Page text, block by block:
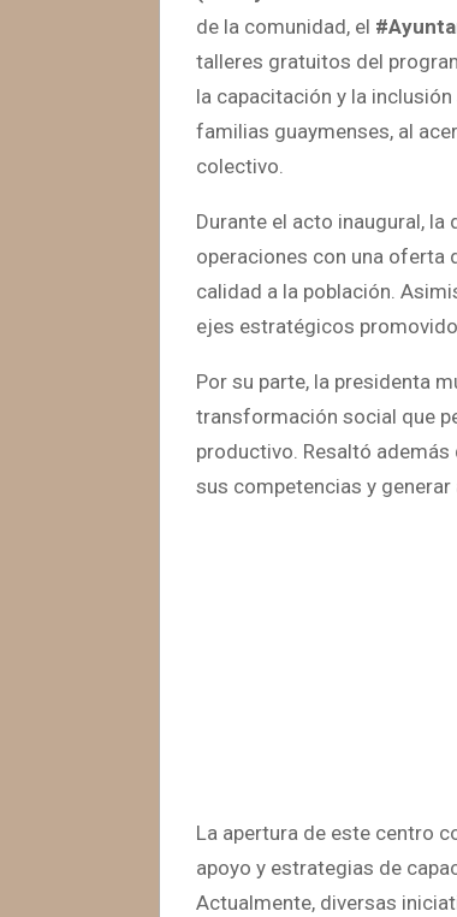
de la comunidad, el
talleres gratuitos del
la capacitación y la
familias guaymenses, al
colectivo.
Durante el acto inaugural, la
operaciones con una oferta
calidad a la población.
ejes estratégicos
Por su parte, la presidenta
transformación social que
productivo. Resaltó
sus competencias y
La apertura de este centro
apoyo y estrategias de
Actualmente, diversas